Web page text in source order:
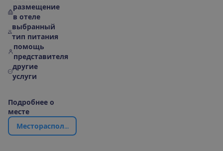
размещение
в отеле
выбранный
тип питания
помощь
представителя
другие
услуги
Подробнее о
месте
Месторасполож